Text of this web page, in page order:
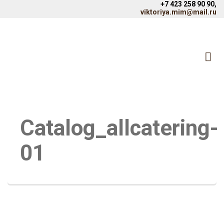
+7 423 258 90 90,
viktoriya.mim@mail.ru
Catalog_allcatering-
01